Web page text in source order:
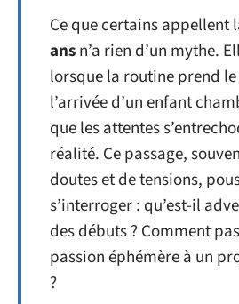
Ce que certains appellent
ansn’a rien d’un mythe.
lorsque la routine prend
l’arrivée d’un enfant
que les attentes
réalité. Ce passage,
doutes et de tensions,
s’interroger : qu’est-il
des débuts ? Comment
passion éphémère à un
?